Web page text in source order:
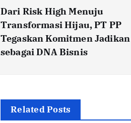
Dari Risk High Menuju
Transformasi Hijau, PT PP
Tegaskan Komitmen Jadikan
sebagai DNA Bisnis
Related Posts